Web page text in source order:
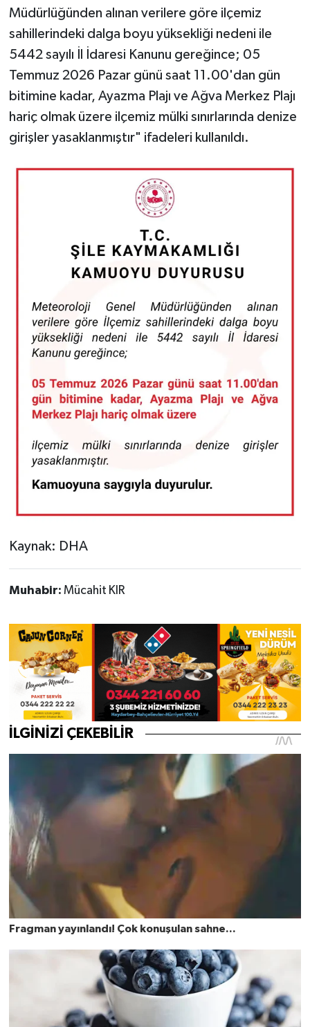
Müdürlüğünden alınan verilere göre ilçemiz
sahillerindeki dalga boyu yüksekliği nedeni ile
5442 sayılı İl İdaresi Kanunu gereğince; 05
Temmuz 2026 Pazar günü saat 11.00'dan gün
bitimine kadar, Ayazma Plajı ve Ağva Merkez Plajı
hariç olmak üzere ilçemiz mülki sınırlarında denize
girişler yasaklanmıştır" ifadeleri kullanıldı.
Kaynak: DHA
Muhabir: Mücahit KIR